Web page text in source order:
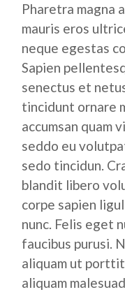
Pharetra magna
mauris eros
neque egestas
Sapien
senectus et
tincidunt ornare
accumsan quam
seddo eu
sedo tincidun.
blandit libero
corpe sapien
nunc. Felis eget
faucibus purusi.
aliquam ut
aliquam